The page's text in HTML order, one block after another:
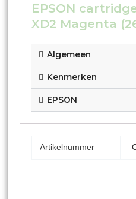
EPSON
XD2 Magenta
Algemeen
Kenmerken
EPSON
Artikelnummer